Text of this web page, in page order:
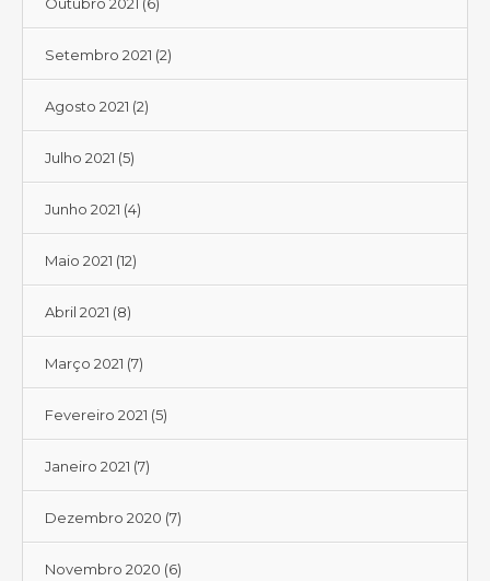
Setembro 2021 (2)
Agosto 2021 (2)
Julho 2021 (5)
Junho 2021 (4)
Maio 2021 (12)
Abril 2021 (8)
Março 2021 (7)
Fevereiro 2021 (5)
Janeiro 2021 (7)
Dezembro 2020 (7)
Novembro 2020 (6)